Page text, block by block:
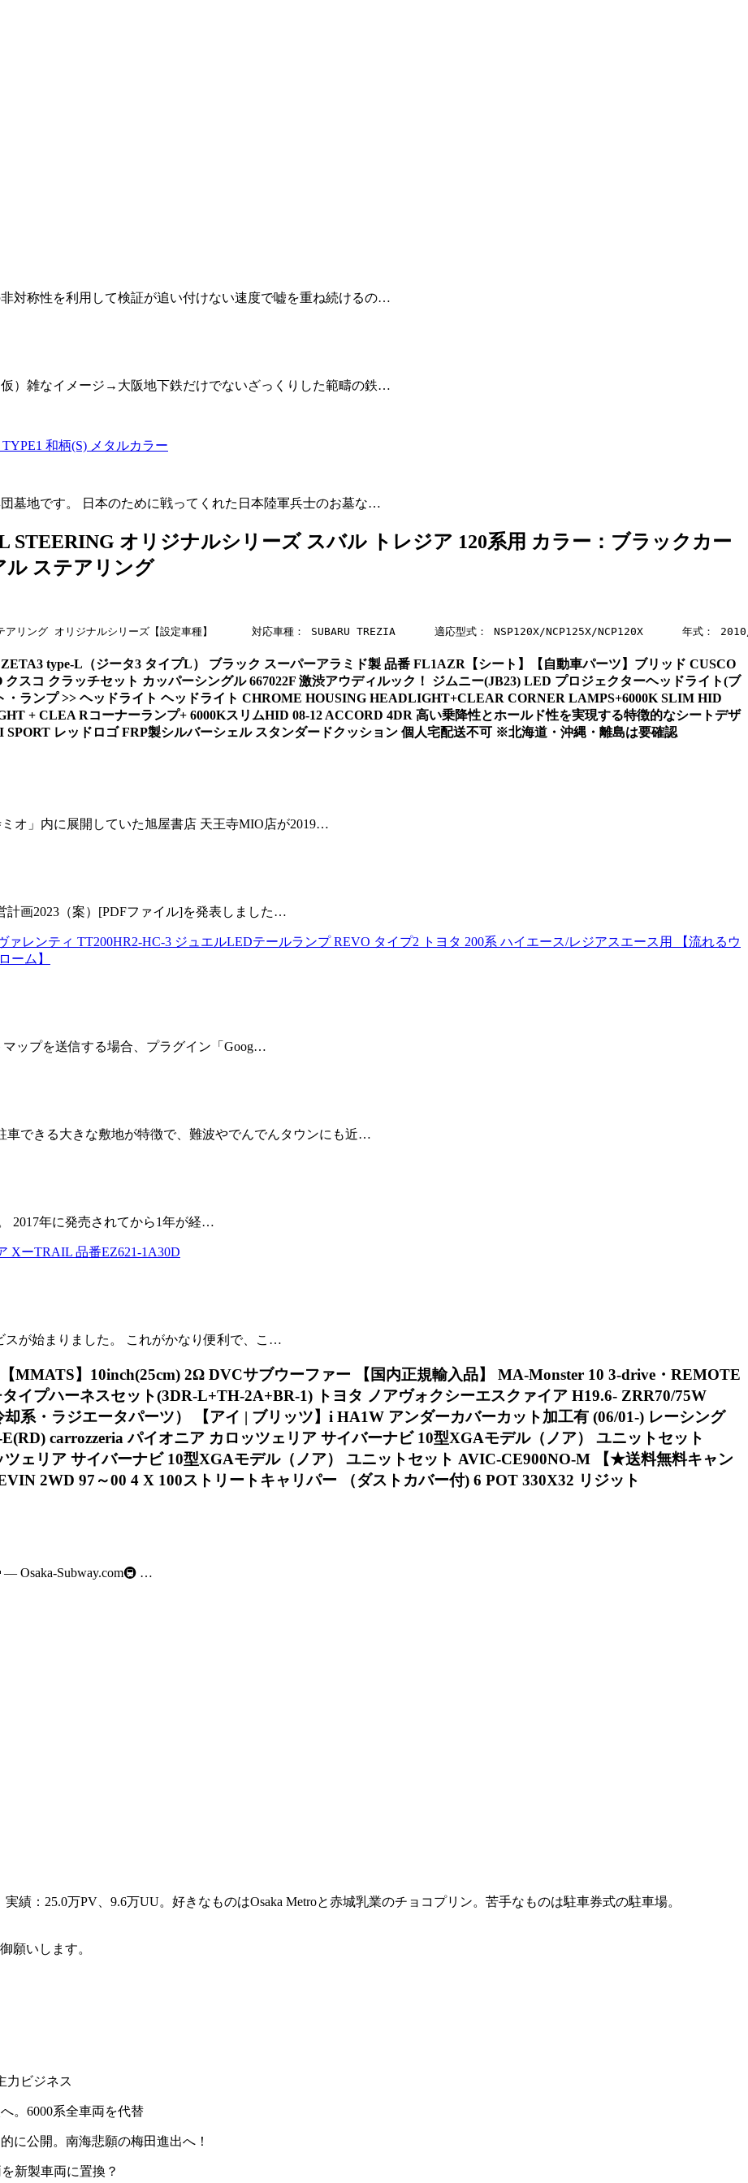
対称性を利用して検証が追い付けない速度で嘘を重ね続けるの…
）雑なイメージ→大阪地下鉄だけでないざっくりした範疇の鉄…
和柄(S) メタルカラー
墓地です。 日本のために戦ってくれた日本陸軍兵士のお墓な…
STEERING オリジナルシリーズ スバル トレジア 120系用 カラー：ブラックカー
ル ステアリング
リング オリジナルシリーズ【設定車種】      対応車種： SUBARU TREZIA      適応型式： NSP120X/NCP125X/NCP120X      年式： 2010/11～
type-L（ジータ3 タイプL） ブラック スーパーアラミド製 品番 FL1AZR【シート】【自動車パーツ】ブリッド CUSCO
スコ クラッチセット カッパーシングル 667022F 激渋アウディルック！ ジムニー(JB23) LED プロジェクターヘッドライト(ブ
・ランプ >> ヘッドライト ヘッドライト CHROME HOUSING HEADLIGHT+CLEAR CORNER LAMPS+6000K SLIM HID
+ CLEA Rコーナーランプ+ 6000KスリムHID 08-12 ACCORD 4DR 高い乗降性とホールド性を実現する特徴的なシートデザ
レッドロゴ FRP製シルバーシェル スタンダードクッション 個人宅配送不可 ※北海道・沖縄・離島は要確認
オ」内に展開していた旭屋書店 天王寺MIO店が2019…
計画2023（案）[PDFファイル]を発表しました…
ァレンティ TT200HR2-HC-3 ジュエルLEDテールランプ REVO タイプ2 トヨタ 200系 ハイエース/レジアスエース用 【流れるウ
ーム】
マップを送信する場合、プラグイン「Goog…
車できる大きな敷地が特徴で、難波やでんでんタウンにも近…
2017年に発売されてから1年が経…
XーTRAIL 品番EZ621-1A30D
スが始まりました。 これがかなり便利で、こ…
MMATS】10inch(25cm) 2Ω DVCサブウーファー 【国内正規輸入品】 MA-Monster 10 3-drive・REMOTE
イプハーネスセット(3DR-L+TH-2A+BR-1) トヨタ ノアヴォクシーエスクァイア H19.6- ZRR70/75W
系・ラジエータパーツ） 【アイ | ブリッツ】i HA1W アンダーカバーカット加工有 (06/01-) レーシング
carrozzeria パイオニア カロッツェリア サイバーナビ 10型XGAモデル（ノア） ユニットセット
ェリア サイバーナビ 10型XGAモデル（ノア） ユニットセット AVIC-CE900NO-M 【★送料無料キャン
2WD 97～00 4 X 100ストリートキャリパー （ダストカバー付) 6 POT 330X32 リジット
Osaka-Subway.com🚇 …
実績：25.0万PV、9.6万UU。好きなものはOsaka Metroと赤城乳業のチョコプリン。苦手なものは駐車券式の駐車場。
願いします。
力ビジネス
。6000系全車両を代替
に公開。南海悲願の梅田進出へ！
新製車両に置換？